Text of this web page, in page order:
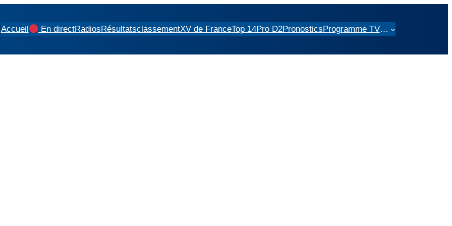
Accueil En directRadiosRésultatsclassementXV de FranceTop 14Pro D2PronosticsProgramme TV…